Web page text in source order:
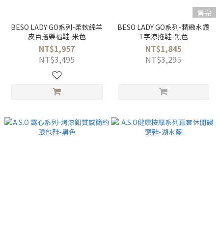
BESO LADY GO系列-柔軟綿羊
皮百搭樂福鞋-米色
NT$1,957
NT$3,495
售完
BESO LADY GO系列-精緻水鑽
T字涼拖鞋-黑色
NT$1,845
NT$3,295